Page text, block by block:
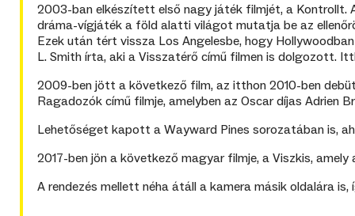
2003-ban elkészített első nagy játék filmjét, a Kontrollt.
dráma-vígjáték a föld alatti világot mutatja be az
Ezek után tért vissza Los Angelesbe, hogy
L. Smith írta, aki a Visszatérő című filmen is dolgozott.
2009-ben jött a következő film, az itthon 2010-ben
Ragadozók című filmje, amelyben az Oscar díjas Adrien
Lehetőséget kapott a Wayward Pines sorozatában is,
2017-ben jön a következő magyar filmje, a Viszkis,
A rendezés mellett néha átáll a kamera másik oldalára